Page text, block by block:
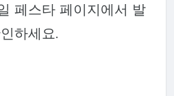
페스타 페이지에서 발
하세요.